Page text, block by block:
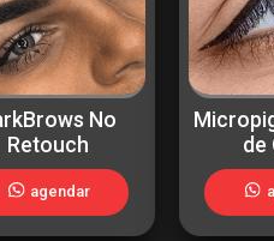
No
Retouch
agendar
de